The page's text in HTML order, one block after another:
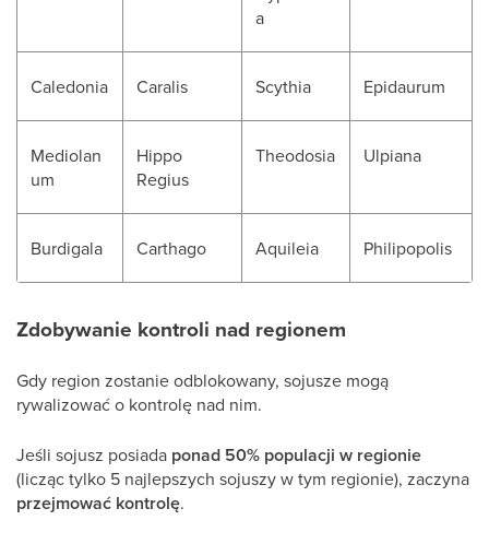
a
Caledonia Caralis Scythia Epidaurum
Mediolan
um
Hippo
Regius
Theodosia Ulpiana
Burdigala Carthago Aquileia Philipopolis
Zdobywanie kontroli nad regionem
Gdy region zostanie odblokowany, sojusze mogą
rywalizować o kontrolę nad nim.
Jeśli sojusz posiada ponad 50% populacji w regionie
(licząc tylko 5 najlepszych sojuszy w tym regionie), zaczyna
przejmować kontrolę.